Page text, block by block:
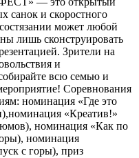
санок и скоростного
может любой
лишь сконструировать
Зрители на
и
всю семью и
Соревнования
номинация «Где это
«Креатив!»
номинация «Как по
номинация
с горы), приз